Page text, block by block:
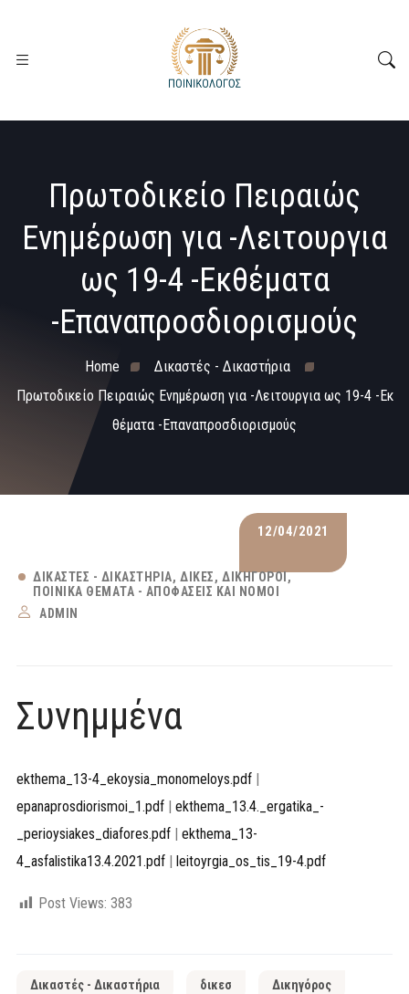
Πρωτοδικείο Πειραιώς
Ενημέρωση για -Λειτουργια
ως 19-4 -Εκθέματα
-Επαναπροσδιορισμούς
Home
Δικαστές - Δικαστήρια
Πρωτοδικείο Πειραιώς Ενημέρωση για -Λειτουργια ως 19-4 -Εκ
θέματα -Επαναπροσδιορισμούς
12/04/2021
ΔΙΚΑΣΤΈΣ - ΔΙΚΑΣΤΉΡΙΑ ΔΊΚΕΣ
ΔΙΚΗΓΌΡΟΙ
ΠΟΙΝΙΚΆ ΘΈΜΑΤΑ - ΑΠΟΦΆΣΕΙΣ ΚΑΙ ΝΌΜΟΙ
ADMIN
Συνημμένα
ekthema_13-4_ekoysia_monomeloys.pdf |
epanaprosdiorismoi_1.pdf | ekthema_13.4._ergatika_-
_perioysiakes_diafores.pdf | ekthema_13-
4_asfalistika13.4.2021.pdf | leitoyrgia_os_tis_19-4.pdf
Post Views: 383
Δικαστές - Δικαστήρια δικεσ Δικηγόρος